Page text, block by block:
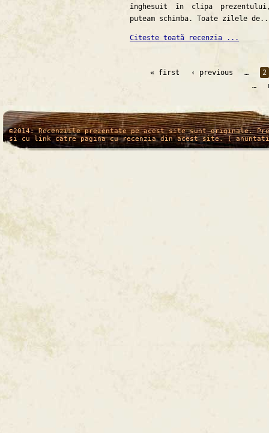
înghesuit în clipa
puteam schimba. Toate zilele
Citeste toată recenzia ...
« first ‹ previous …
2
…
/* */
©2014: Recenziile prezentate pe acest site sunt originale.
si cu link catre pagina cu recenzia din acest site. (